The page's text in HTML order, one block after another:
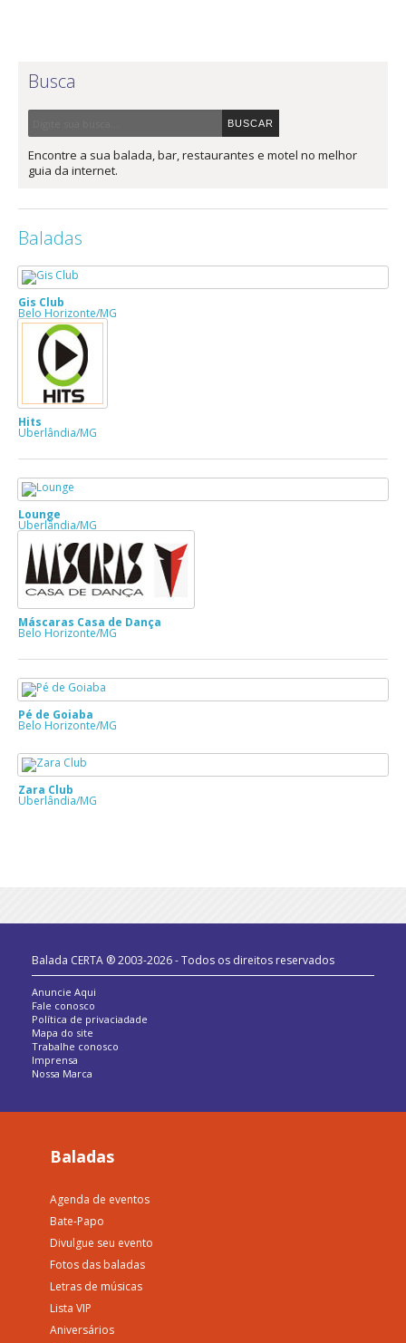
Busca
Encontre a sua balada, bar, restaurantes e motel no melhor
guia da internet.
Baladas
Gis Club
Belo Horizonte/MG
Hits
Uberlândia/MG
Lounge
Uberlândia/MG
Máscaras Casa de Dança
Belo Horizonte/MG
Pé de Goiaba
Belo Horizonte/MG
Zara Club
Uberlândia/MG
Balada CERTA ® 2003-2026 - Todos os direitos reservados
Anuncie Aqui
Fale conosco
Política de privaciadade
Mapa do site
Trabalhe conosco
Imprensa
Nossa Marca
Baladas
Agenda de eventos
Bate-Papo
Divulgue seu evento
Fotos das baladas
Letras de músicas
Lista VIP
Aniversários